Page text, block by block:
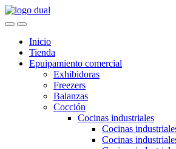
Skip
to
Skip
to
Inicio
Tienda
Epuipamiento comercial
Exhibidoras
Freezers
Balanzas
Cocción
Cocinas industriales
Cocinas
Cocinas